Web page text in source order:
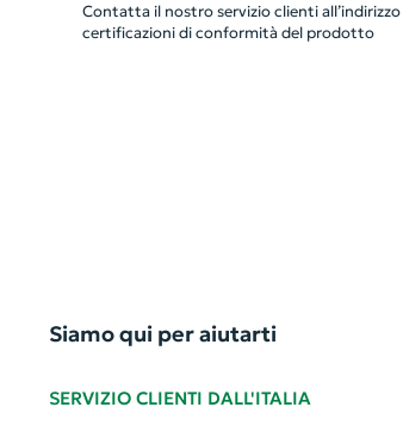
Contatta il nostro servizio clienti all’indirizzo
certificazioni di conformità del prodotto
Siamo qui per aiutarti
SERVIZIO CLIENTI DALL'ITALIA